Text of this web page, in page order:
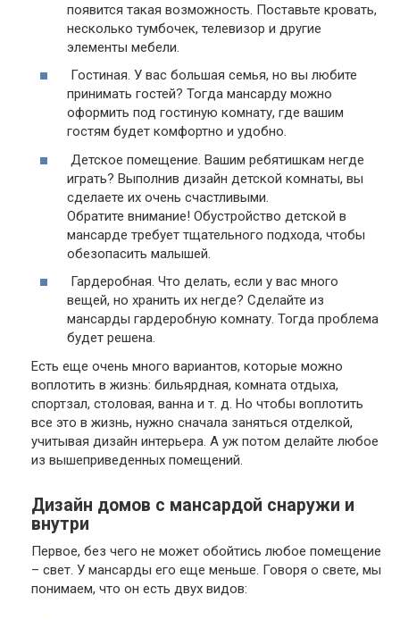
появится такая возможность. Поставьте кровать,
несколько тумбочек, телевизор и другие
элементы мебели.
Гостиная. У вас большая семья, но вы любите
принимать гостей? Тогда мансарду можно
оформить под гостиную комнату, где вашим
гостям будет комфортно и удобно.
Детское помещение. Вашим ребятишкам негде
играть? Выполнив дизайн детской комнаты, вы
сделаете их очень счастливыми.
Обратите внимание! Обустройство детской в
мансарде требует тщательного подхода, чтобы
обезопасить малышей.
Гардеробная. Что делать, если у вас много
вещей, но хранить их негде? Сделайте из
мансарды гардеробную комнату. Тогда проблема
будет решена.
Есть еще очень много вариантов, которые можно
воплотить в жизнь: бильярдная, комната отдыха,
спортзал, столовая, ванна и т. д. Но чтобы воплотить
все это в жизнь, нужно сначала заняться отделкой,
учитывая дизайн интерьера. А уж потом делайте любое
из вышеприведенных помещений.
Дизайн домов с мансардой снаружи и
внутри
Первое, без чего не может обойтись любое помещение
– свет. У мансарды его еще меньше. Говоря о свете, мы
понимаем, что он есть двух видов: